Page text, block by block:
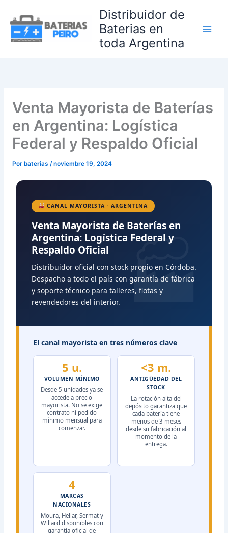
contenido
Distribuidor de
Baterias en
toda Argentina
Venta Mayorista de Baterías
en Argentina: Logística
Federal y Respaldo Oficial
Por baterias /noviembre 19, 2024
CANAL MAYORISTA · ARGENTINA
Venta Mayorista de Baterías en
Argentina: Logística Federal y
Respaldo Oficial
Distribuidor oficial con stock propio en Córdoba.
Despacho a todo el país con garantía de fábrica
y soporte técnico para talleres, flotas y
revendedores del interior.
El canal mayorista en tres números clave
5 u.
VOLUMEN MÍNIMO
Desde 5 unidades ya se
accede a precio
mayorista. No se exige
contrato ni pedido
mínimo mensual para
comenzar.
<3 m.
ANTIGÜEDAD DEL
STOCK
La rotación alta del
depósito garantiza que
cada batería tiene
menos de 3 meses
desde su fabricación al
momento de la
entrega.
4
MARCAS
NACIONALES
Moura, Heliar, Sermat y
Willard disponibles con
garantía oficial de